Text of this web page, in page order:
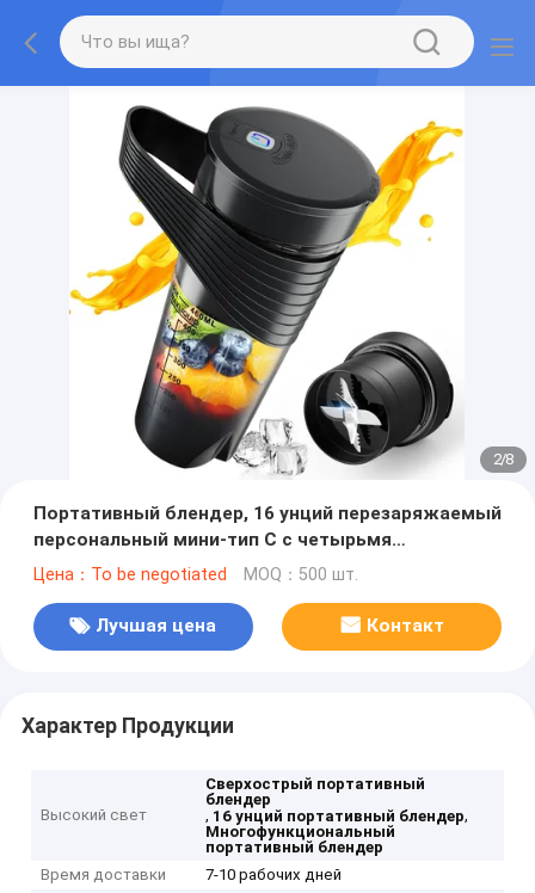
2/8
Портативный блендер, 16 унций перезаряжаемый
персональный мини-тип С с четырьмя
сверхострыми лезвиями, многофункциональная
Цена：To be negotiated MOQ：500 шт.
Лучшая цена Контакт
Характер Продукции
Высокий свет
Сверхострый портативный
блендер
, 16 унций портативный блендер,
Многофункциональный
портативный блендер
Время доставки
7-10 рабочих дней